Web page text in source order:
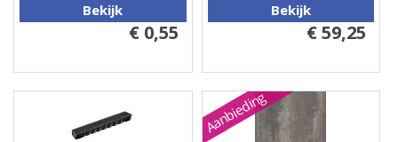
Bekijk
€ 0,55
Bekijk
€ 59,25
Aanbieding